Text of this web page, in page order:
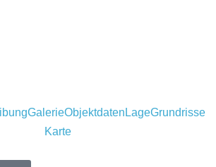
GalerieObjektdaten LageGrundrisse
Karte